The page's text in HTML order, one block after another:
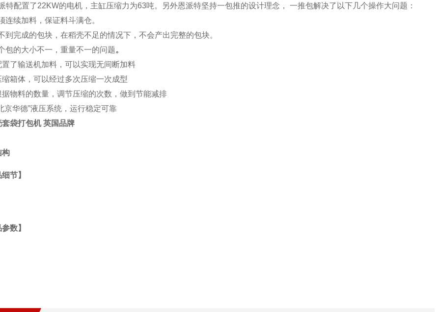
特配置了22KW的电机，主缸压缩力为63吨。另外恩派特坚持一包推的设计理念， 一推包解决了以下几个操作大问题：
连续加料，保证料斗满仓。
到完成的包块，在稻壳不足的情况下，不会产出完整的包块。
包的大小不一，重量不一的问题。
置了输送机加料，可以实现无间断加料
缩箱体，可以经过多次压缩一次成型
据物料的数量，调节压缩的次数，做到节能减排
京华德”液压系统，运行稳定可靠
套袋打包机 英国品牌
构
节】
数】